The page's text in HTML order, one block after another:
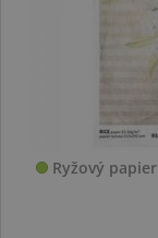
Ryžový